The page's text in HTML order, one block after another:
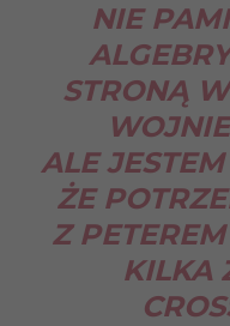
NIE
STRONĄ
ALE
ŻE
Z
KILKA